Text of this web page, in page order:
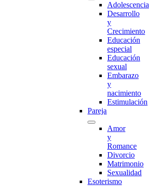
Adolescencia
Desarrollo
y
Crecimiento
Educación
especial
Educación
sexual
Embarazo
y
nacimiento
Estimulación
Pareja
Amor
y
Romance
Divorcio
Matrimonio
Sexualidad
Esoterismo